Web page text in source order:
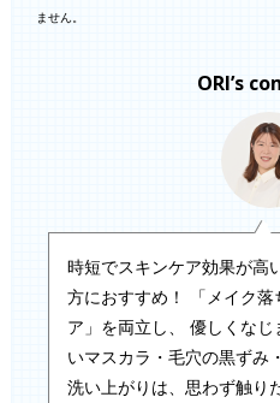
ません。
ORI’s
時短でスキンケア効果が高
方におすすめ！ 「メイク
ア」を両立し、 優しくなじ
いマスカラ・毛穴の黒ずみ
洗い上がりは、思わず触り